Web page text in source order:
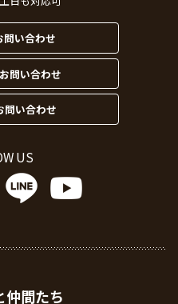
問い合わせ
問い合わせ
問い合わせ
US
仲間たち